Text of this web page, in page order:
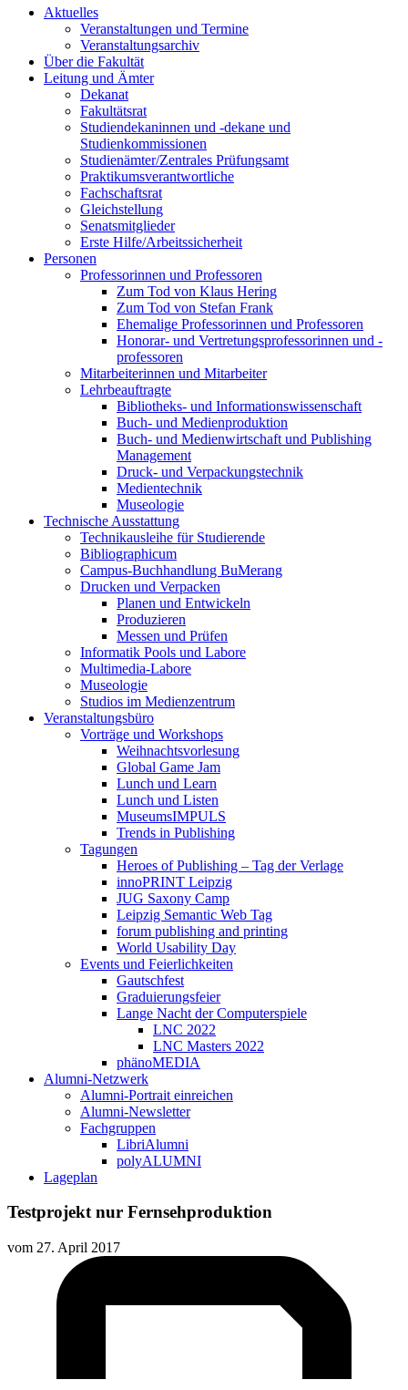
Aktuelles
Veranstaltungen und Termine
Veranstaltungsarchiv
Über die Fakultät
Leitung und Ämter
Dekanat
Fakultätsrat
Studiendekaninnen und -dekane und
Studienkommissionen
Studienämter/Zentrales Prüfungsamt
Praktikumsverantwortliche
Fachschaftsrat
Gleichstellung
Senatsmitglieder
Erste Hilfe/Arbeitssicherheit
Personen
Professorinnen und Professoren
Zum Tod von Klaus Hering
Zum Tod von Stefan Frank
Ehemalige Professorinnen und Professoren
Honorar- und Vertretungsprofessorinnen und -
professoren
Mitarbeiterinnen und Mitarbeiter
Lehrbeauftragte
Bibliotheks- und Informationswissenschaft
Buch- und Medienproduktion
Buch- und Medienwirtschaft und Publishing
Management
Druck- und Verpackungstechnik
Medientechnik
Museologie
Technische Ausstattung
Technikausleihe für Studierende
Bibliographicum
Campus-Buchhandlung BuMerang
Drucken und Verpacken
Planen und Entwickeln
Produzieren
Messen und Prüfen
Informatik Pools und Labore
Multimedia-Labore
Museologie
Studios im Medienzentrum
Veranstaltungsbüro
Vorträge und Workshops
Weihnachtsvorlesung
Global Game Jam
Lunch und Learn
Lunch und Listen
MuseumsIMPULS
Trends in Publishing
Tagungen
Heroes of Publishing – Tag der Verlage
innoPRINT Leipzig
JUG Saxony Camp
Leipzig Semantic Web Tag
forum publishing and printing
World Usability Day
Events und Feierlichkeiten
Gautschfest
Graduierungsfeier
Lange Nacht der Computerspiele
LNC 2022
LNC Masters 2022
phänoMEDIA
Alumni-Netzwerk
Alumni-Portrait einreichen
Alumni-Newsletter
Fachgruppen
LibriAlumni
polyALUMNI
Lageplan
Testprojekt nur Fernsehproduktion
vom 27. April 2017